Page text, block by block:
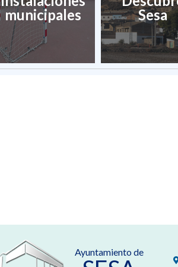
municipales
Sesa
Ayuntamiento de